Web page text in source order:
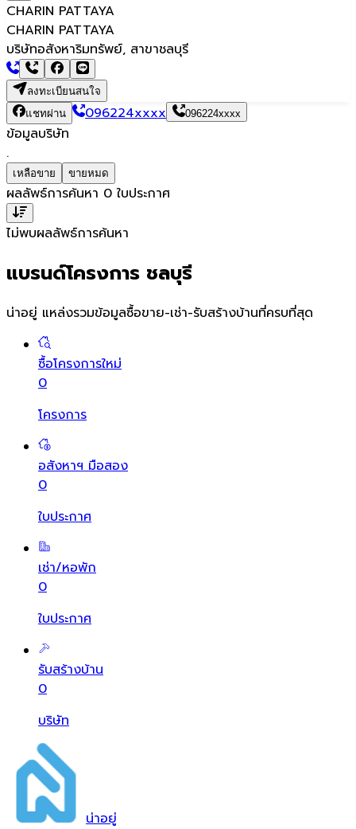
CHARIN PATTAYA
CHARIN PATTAYA
บริษัทอสังหาริมทรัพย์, สาขาชลบุรี
ลงทะเบียนสนใจ
แชทผ่าน
096224xxxx 096224xxxx
ข้อมูลบริษัท
.
เหลือขาย ขายหมด
ผลลัพธ์การค้นหา 0 ใบประกาศ
ไม่พบผลลัพธ์การค้นหา
แบรนด์โครงการ ชลบุรี
น่าอยู่ แหล่งรวมข้อมูลซื้อขาย-เช่า-รับสร้างบ้านที่ครบที่สุด
ซื้อโครงการใหม่
0
โครงการ
อสังหาฯ มือสอง
0
ใบประกาศ
เช่า/หอพัก
0
ใบประกาศ
รับสร้างบ้าน
0
บริษัท
น่าอยู่